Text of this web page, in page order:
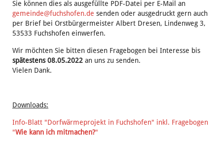
Sie können dies als ausgefüllte PDF-Datei per E-Mail an
gemeinde@fuchshofen.de senden oder ausgedruckt gern auch
per Brief bei Orstbürgermeister Albert Dresen, Lindenweg 3,
53533 Fuchshofen einwerfen.
Wir möchten Sie bitten diesen Fragebogen bei Interesse bis
spätestens 08.05.2022 an uns zu senden.
Vielen Dank.
Downloads:
Info-Blatt "Dorfwärmeprojekt in Fuchshofen" inkl. Fragebogen
"Wie kann ich mitmachen?"